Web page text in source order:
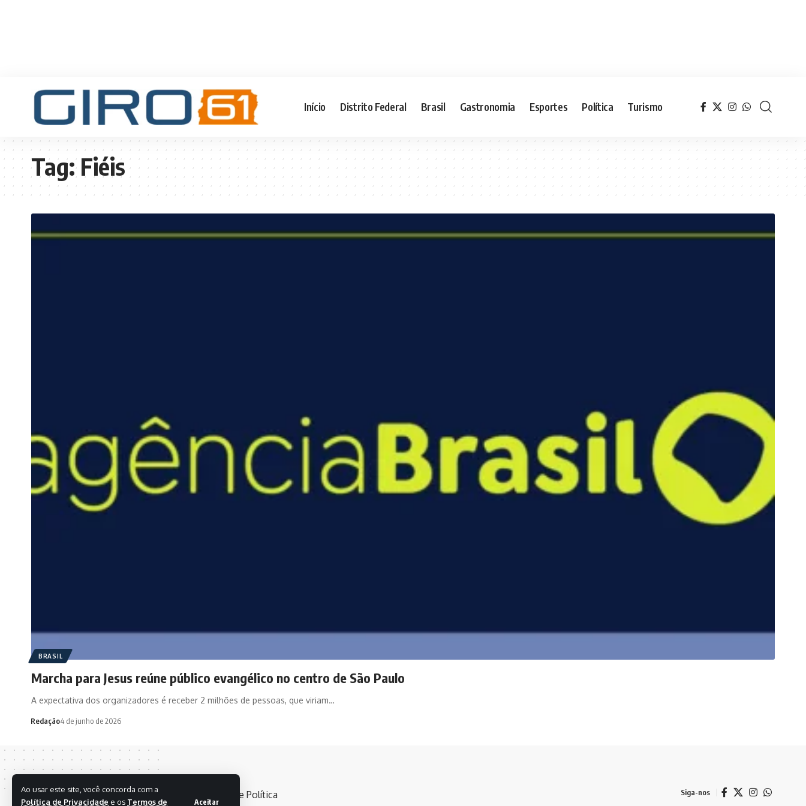
Ao usar este site, você concorda com a
Política de Privacidade e os Termos de Aceitar
Início Distrito Federal Brasil Gastronomia Esportes Política Turismo
Tag:Fiéis
BRASIL
Marcha para Jesus reúne público evangélico no centro de São Paulo
A expectativa dos organizadores é receber 2 milhões de pessoas, que viriam…
Redação4 de junho de 2026
Siga-nos